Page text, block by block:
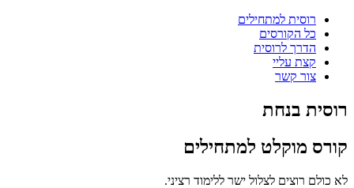
רוסית למתחילים
כל הקורסים
הדרך לרוסית
קצת עליי
צור קשר
רוסית בנחת
קורס מוקלט למתחילים
לא כולם רוצים לצלול ישר ללימוד רציני.